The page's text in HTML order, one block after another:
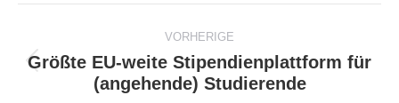
VORHERIGE
Vorheriger
Beitrag:
Größte EU-weite Stipendienplattform für
(angehende) Studierende